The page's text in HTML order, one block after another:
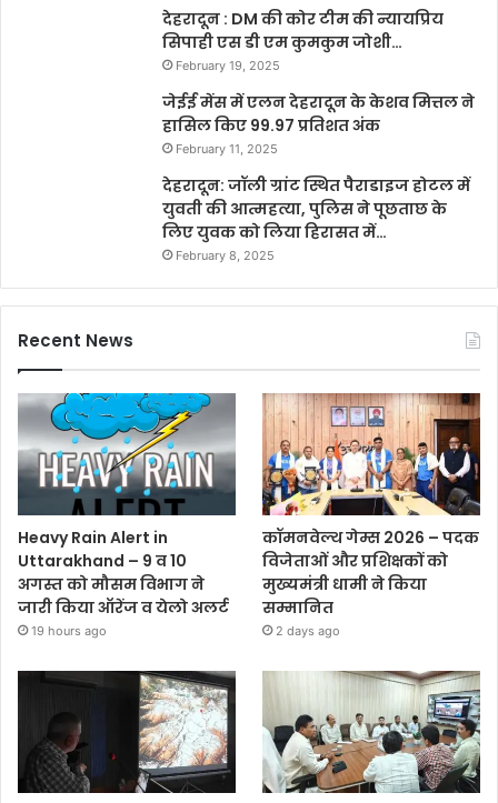
देहरादून : DM की कोर टीम की न्यायप्रिय
सिपाही एस डी एम कुमकुम जोशी…
February 19, 2025
जेईई मेंस में एलन देहरादून के केशव मित्तल ने
हासिल किए 99.97 प्रतिशत अंक
February 11, 2025
देहरादून: जॉली ग्रांट स्थित पैराडाइज होटल में
युवती की आत्महत्या, पुलिस ने पूछताछ के
लिए युवक को लिया हिरासत में…
February 8, 2025
Recent News
Heavy Rain Alert in
Uttarakhand – 9 व 10
अगस्त को मौसम विभाग ने
जारी किया ऑरेंज व येलो अलर्ट
19 hours ago
कॉमनवेल्थ गेम्स 2026 – पदक
विजेताओं और प्रशिक्षकों को
मुख्यमंत्री धामी ने किया
सम्मानित
2 days ago